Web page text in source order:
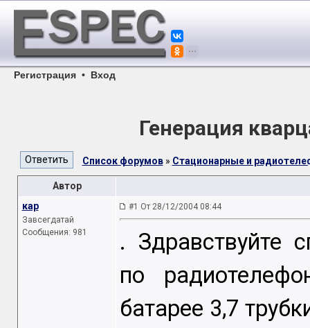
Регистрация • Вход
Генерация
Список форумов» Стационарные и
Автор
кар
Завсегдатай
Сообщения: 981
#1 От 28/12/2004 08:44
. Здравствуйте
по
батарее 3,7